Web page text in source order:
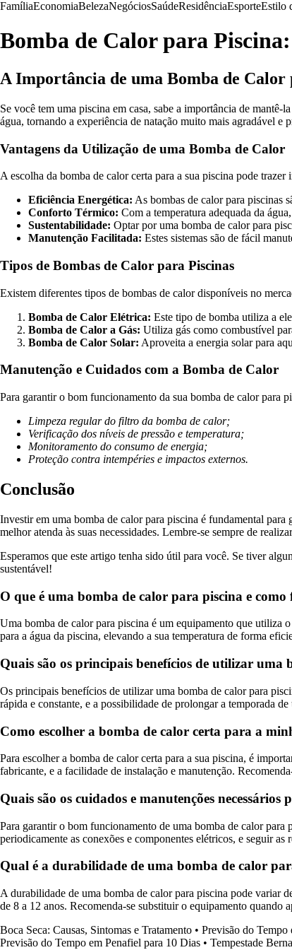
FamíliaEconomiaBelezaNegóciosSaúdeResidênciaEsporteEstilo
Bomba de Calor para
A Importância de uma Bomba de Calor
Se você tem uma piscina em casa, sabe a importância de
água, tornando a experiência de natação muito mais agradável e
Vantagens da Utilização de uma Bomba de Calor
A escolha da bomba de calor certa para a sua piscina pode
Eficiência Energética: As bombas de calor para piscinas
Conforto Térmico: Com a temperatura adequada da
Sustentabilidade: Optar por uma bomba de calor para
Manutenção Facilitada: Estes sistemas são de fácil
Tipos de Bombas de Calor para Piscinas
Existem diferentes tipos de bombas de calor disponíveis no
Bomba de Calor Elétrica: Este tipo de bomba utiliza a
Bomba de Calor a Gás: Utiliza gás como combustível
Bomba de Calor Solar: Aproveita a energia solar para
Manutenção e Cuidados com a Bomba de Calor
Para garantir o bom funcionamento da sua bomba de calor para
Limpeza regular do filtro da bomba de calor;
Verificação dos níveis de pressão e temperatura;
Monitoramento do consumo de energia;
Proteção contra intempéries e impactos externos.
Conclusão
Investir em uma bomba de calor para piscina é fundamental
melhor atenda às suas necessidades. Lembre-se sempre de
Esperamos que este artigo tenha sido útil para você. Se tiver
sustentável!
O que é uma bomba de calor para piscina e como
Uma bomba de calor para piscina é um equipamento que utiliza
para a água da piscina, elevando a sua temperatura de forma
Quais são os principais benefícios de utilizar uma
Os principais benefícios de utilizar uma bomba de calor para
rápida e constante, e a possibilidade de prolongar a temporada de
Como escolher a bomba de calor certa para a
Para escolher a bomba de calor certa para a sua piscina, é
fabricante, e a facilidade de instalação e manutenção.
Quais são os cuidados e manutenções
Para garantir o bom funcionamento de uma bomba de calor
periodicamente as conexões e componentes elétricos, e seguir
Qual é a durabilidade de uma bomba de calor
A durabilidade de uma bomba de calor para piscina pode variar
de 8 a 12 anos. Recomenda-se substituir o equipamento quando
Boca Seca: Causas, Sintomas e Tratamento • Previsão do Tempo
Previsão do Tempo em Penafiel para 10 Dias • Tempestade